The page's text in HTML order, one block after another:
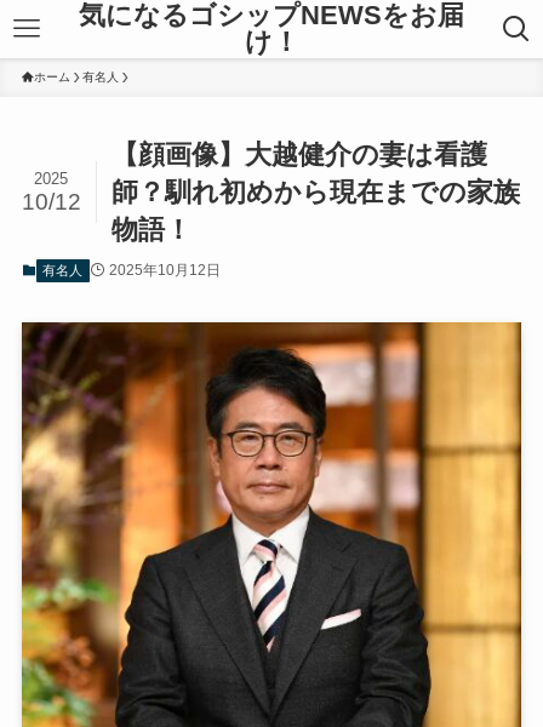
気になるゴシップNEWSをお届
け！
ホーム 有名人
【顔画像】大越健介の妻は看護
師？馴れ初めから現在までの家族
物語！
2025
10/12
有名人 2025年10月12日